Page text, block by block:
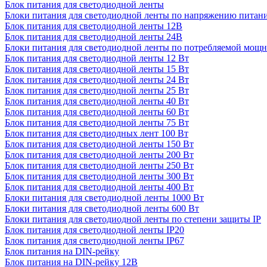
Блок питания для светодиодной ленты
Блоки питания для светодиодной ленты по напряжению
Блок питания для светодиодной ленты 12В
Блок питания для светодиодной ленты 24В
Блоки питания для светодиодной ленты по потребляемой
Блок питания для светодиодной ленты 12 Вт
Блок питания для светодиодной ленты 15 Вт
Блок питания для светодиодной ленты 24 Вт
Блок питания для светодиодной ленты 25 Вт
Блок питания для светодиодной ленты 40 Вт
Блок питания для светодиодной ленты 60 Вт
Блок питания для светодиодной ленты 75 Вт
Блок питания для светодиодных лент 100 Вт
Блок питания для светодиодной ленты 150 Вт
Блок питания для светодиодной ленты 200 Вт
Блок питания для светодиодной ленты 250 Вт
Блок питания для светодиодной ленты 300 Вт
Блок питания для светодиодной ленты 400 Вт
Блоки питания для светодиодной ленты 1000 Вт
Блоки питания для светодиодной ленты 600 Вт
Блоки питания для светодиодной ленты по степени защиты IP
Блок питания для светодиодной ленты IP20
Блок питания для светодиодной ленты IP67
Блок питания на DIN-рейку
Блок питания на DIN-рейку 12В